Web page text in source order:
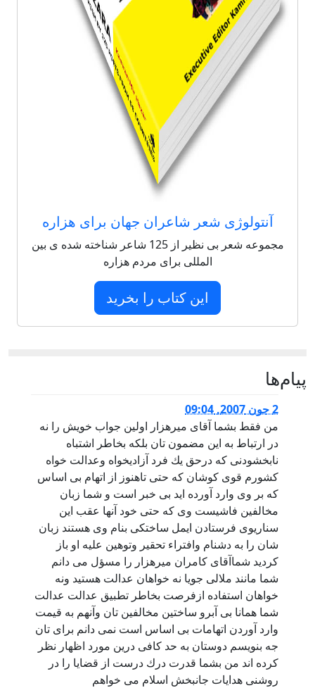
آنتولوژی شعر شاعران جهان برای هزاره
مجموعه شعر بی نظیر از 125 شاعر شناخته شده ی بین
المللی برای مردم هزاره
این کتاب را بخرید
پيام‌ها
2 جون 2007, 09:04
من فقط بشما آقاى ميرهزار اولين جواب خويش را نه
در ارتباط به اين مضمون تان بلكه بخاطر اشتباه
نابخشودنى كه درحق يك فرد آزاديخواه وعدالت خواه
كشورم قوى كوشان كه حتى تاهنوز از اتهام بى اساس
كه بر وى وارد آورده ايد بى خبر است و شما زبان
مخالفين فاشيست وى كه حتى خود آنها عقب اين
سناريوى فرستادن ايمل ساختكى بنام وى هستند زبان
شان را به دشنام وافتراء تحقير وتوهين عليه او باز
كرديد شماآقاى كامران ميرهزار را مسؤل مى دانم
شما مانند ملالى جويا نه خواهان عدالت هستيد ونه
خواهان استفاده ازفرصت بخاطر تطبيق عدالت عدالت
شما همانا بى آبرو ساختين مخالفين تان وآنهم به قيمت
وارد آوردن اتهامات بى اساس است نمى دانم براى تان
جه بنويسم دوستان به حد كافى درين مورد اظهار نظر
كرده اند من بشما قدرت درك درست از قضايا را در
روشنى هدايات جانبخش اسلام مى خواهم